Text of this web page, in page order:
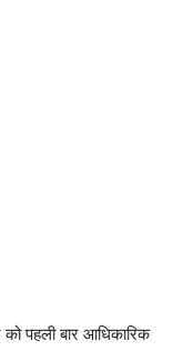
पहली बार आधिकारिक